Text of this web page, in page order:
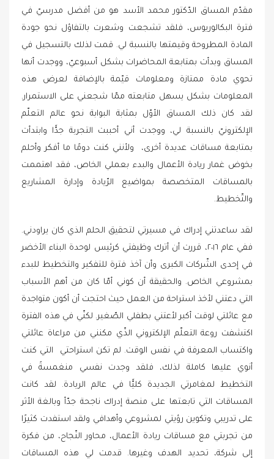
مقدّم المساق الدّكتور محمد الأسد هو من أفضل مدرسيّ في
فترة البكالوريوس، فلقد تشجعت وشعرت بالتفاؤل نحو جودة
المادة المطروحة وقيمتها بالنسبة لي. قمت لذلك بالتسجيل في
المساق وبدأت بمتابعة المحاضرات بشكل أسبوعيّ، ووجدت أنها
تحوي مادة ممتازة ومعلومات قيّمة بالإضافة لعرض هذه
المعلومات بشكل يسهل متابعته ممّا شجعني على الاستمرار.
لقد كان ذلك المساق الأوّل بمثابة البوابة نحو عالم التعلّم
الإلكترونيّ بالنسبة لي، ووجدت أني أحببت التجربة جدًّا وابتدأت
بمتابعة مساقات عديدة أخرى، ولأنني كنت دومًا ما أفكر وأحلم
بخوض غمار ريادة الأعمال والبدء بعملي الخاص، فقد اهتممت
بالمساقات المتخصصة بمواضيع الرّيادة وإدارة المشاريع
والتّخطيط.
لقد ساعدتني إدراك في مسيرتي لتحقيق الحلم الذي كان يراودني.
ففي عام ٢٠١٦، قررت أن أترك وظيفتي كرئيس لوحدة البناء الأخضر
في إحدى الشّركات الكبرى وأن آخذ فترة للتفكير والتخطيط للبدء
بمشروعي الخاص. والحقيقة أن كوني أمّا كان من أهم الأسباب
التي دعتني لأخذ استراحة من العمل حيث احتجت أن أكون متواجدة
مع عائلتي لوقت أكبر لأعتني بطفلي الصّغير. لكنّي في هذه الفترة
اكتشفت روعة التعلّم الإلكتروني الذّي مكنني من مراعاة عائلتي
واكتساب المعرفة في نفس الوقت. لم تكن استراحتي التي كنت
أنوي عليها كاملة لذلك، فلقد وجدت نفسي منغمسةً في
التخطيط لمغامرتي الجديدة كليًّا في عالم الريادة. لقد كانت
المساقات التي تابعتها على منصة إدراك ناجحة جدّأ وبالغة الأثر
على تدريبي وتكوين رؤيتي لمشروعي وأهدافي ولقد استفدت كثيرًا
من تجربتي مع مساقات ريادة الأعمال، محاور النّجاح، من فكرة
إلى شركة، تحديد الهدف وغيرها. قدمت لي هذه المساقات